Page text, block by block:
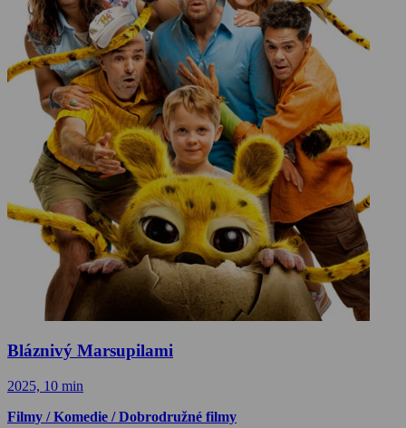
Bláznivý Marsupilami
2025, 10 min
Filmy / Komedie / Dobrodružné filmy